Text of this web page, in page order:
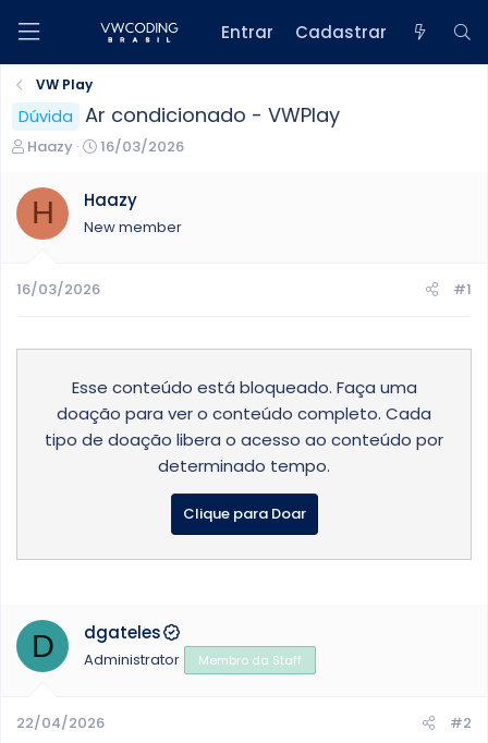
Entrar Cadastrar
VW Play
Dúvida Ar condicionado - VWPlay
C
i
d
d
Haazy
D
a
d
n
o
16/03/2026
H Haazy
New member
16/03/2026 #1
Esse conteúdo está bloqueado. Faça uma
doação para ver o conteúdo completo. Cada
tipo de doação libera o acesso ao conteúdo por
determinado tempo.
Clique para Doar
D dgateles
Administrator Membro da Staff
22/04/2026 #2